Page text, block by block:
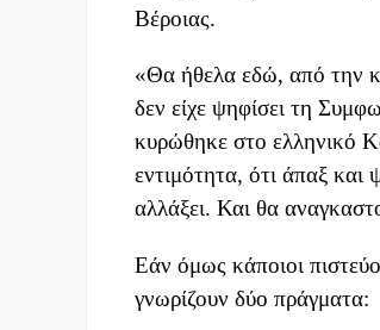
Βέροιας.
«Θα ήθελα εδώ, από την
δεν είχε ψηφίσει τη
κυρώθηκε στο ελληνικό
εντιμότητα, ότι άπαξ
αλλάξει. Και θα
Εάν όμως κάποιοι
γνωρίζουν δύο πράγματα: